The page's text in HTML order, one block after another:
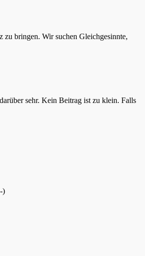
bringen. Wir suchen Gleichgesinnte,
sehr. Kein Beitrag ist zu klein. Falls
)